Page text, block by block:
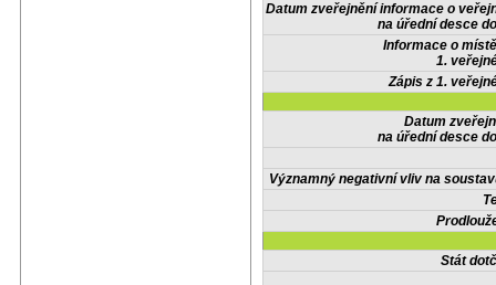
Datum zveřejnění informace o
na úřední desce
Informace o
1.
Zápis z 1.
Datum
na úřední desce
Významný negativní vliv na
Stát